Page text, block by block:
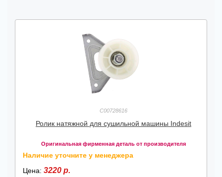
C00728616
Ролик натяжной для сушильной машины Indesit
Оригинальная фирменная деталь от производителя
Наличие уточните у менеджера
Цена: 3220 р.